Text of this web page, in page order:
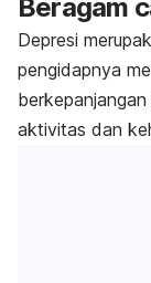
Beragam
Depresi
pengidapnya
aktivitas dan